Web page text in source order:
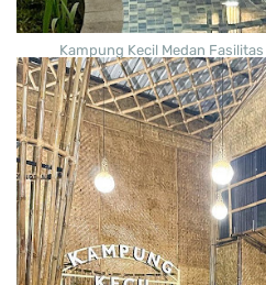
Kampung Kecil Medan Fasilitas |